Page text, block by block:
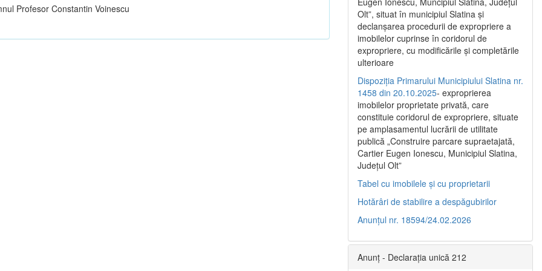
Profesor Constantin Voinescu
Olt”, situat în municipiul Slatina şi
declanşarea procedurii de expropriere a
imobilelor cuprinse în coridorul de
expropriere, cu modificările şi completările
ulterioare
Dispoziția Primarului Municipiului Slatina nr.
1458 din 20.10.2025- exproprierea
imobilelor proprietate privată, care
constituie coridorul de expropriere, situate
pe amplasamentul lucrării de utilitate
publică „Construire parcare supraetajată,
Cartier Eugen Ionescu, Municipiul Slatina,
Județul Olt”
Tabel cu imobilele și cu proprietarii
Hotărâri de stabilire a despăgubirilor
Anunțul nr. 18594/24.02.2026
Anunț - Declarația unică 212